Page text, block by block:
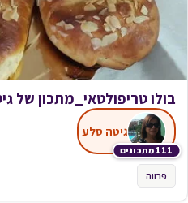
בולו טריפולטאי_מתכון של
111 מתכונים
גיטה סלע
פרווה